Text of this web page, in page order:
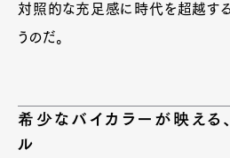
対照的な充足感に時代を超越す
うのだ。
希少なバイカラーが映える
ル